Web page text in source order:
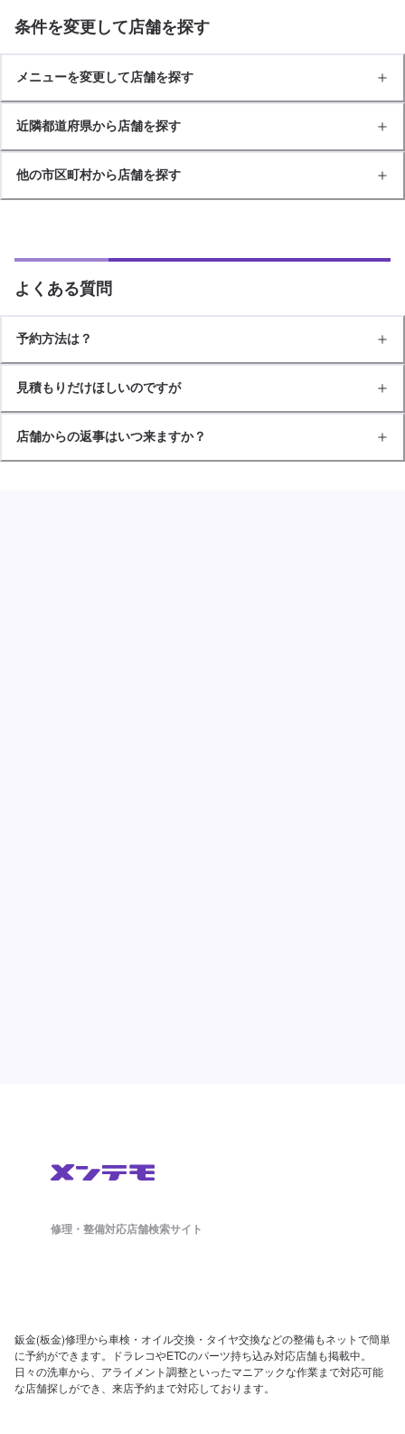
条件を変更して店舗を探す
メニューを変更して店舗を探す
近隣都道府県から店舗を探す
他の市区町村から店舗を探す
よくある質問
予約方法は？
見積もりだけほしいのですが
店舗からの返事はいつ来ますか？
修理・整備対応店舗検索サイト
鈑金(板金)修理から車検・オイル交換・タイヤ交換などの整備もネットで簡単
に予約ができます。ドラレコやETCのパーツ持ち込み対応店舗も掲載中。
日々の洗車から、アライメント調整といったマニアックな作業まで対応可能
な店舗探しができ、来店予約まで対応しております。